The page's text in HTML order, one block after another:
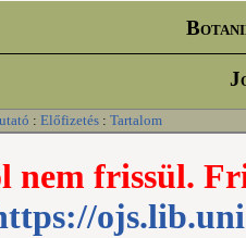
: Előfizetés : Tartalom
nem frissül.